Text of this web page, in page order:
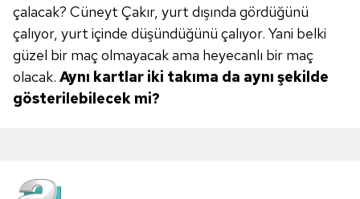
çalacak? Cüneyt Çakır, yurt dışında gördüğünü
çalıyor, yurt içinde düşündüğünü çalıyor. Yani belki
güzel bir maç olmayacak ama heyecanlı bir maç
olacak. Aynı kartlar iki takıma da aynı şekilde
gösterilebilecek mi?